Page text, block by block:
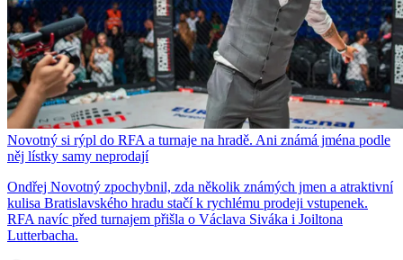
Novotný si rýpl do RFA a turnaje na hradě. Ani známá jména podle
něj lístky samy neprodají
Ondřej Novotný zpochybnil, zda několik známých jmen a atraktivní
kulisa Bratislavského hradu stačí k rychlému prodeji vstupenek.
RFA navíc před turnajem přišla o Václava Siváka i Joiltona
Lutterbacha.